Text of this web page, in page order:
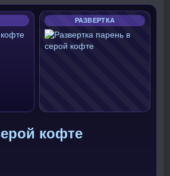
РАЗВЕРТКА
кофте